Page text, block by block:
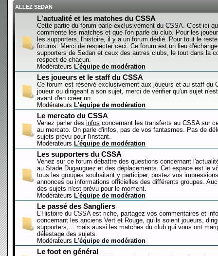
ALLEZ SEDAN
L'actualité et les matches du CSSA
Cette partie du forum parle exclusivement du CSSA. C'est ici
commente les matches et que l'on parle du club. Pour les
les supporters, l'histoire, il y a un forum dédié. Pour tout le
forums. Merci de respecter ceci. Ce forum est un lieu
supporters de Sedan et ceux des autres clubs, le tout dans la
respect de chacun.
Modérateurs L'équipe de modération
Les joueurs et le staff du CSSA
Ce forum est réservé exclusivement aux joueurs et au staff du
joueur ou dirigeant a son sujet, merci de vérifier qu'un sujet
avant d'en créer un.
Modérateurs L'équipe de modération
Le mercato du CSSA
Venez parler des infos concernant les transferts au CSSA sur
au mercato. On parle d'infos, pas de vos fantasmes. Pas de
sujets prévu pour l'instant.
Modérateurs L'équipe de modération
Les supporters du CSSA
Venez sur ce forum débattre des questions concernant
au Stade Dugauguez et des déplacements. Cet espace est le
tous les groupes souhaitant y participer, postez vos
annonces ou informations officielles des différents groupes.
des sujets n'est prévu pour le moment.
Modérateurs L'équipe de modération
Le passé des Sangliers
L'Histoire du CSSA est riche, partagez vos commentaires et
concernant les anciens Vert et Rouge, qu'ils soient joueurs,
supporters,... mais aussi les matches du club qui vous ont
délestage des sujets.
Modérateurs L'équipe de modération
Le foot en général